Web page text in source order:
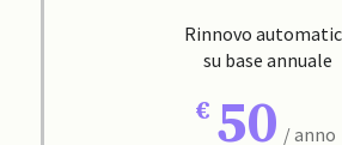
Rinnovo
su base annuale
50 / anno